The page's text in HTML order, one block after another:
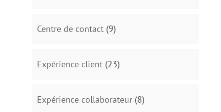
Centre de contact(9)
Expérience client(23)
Expérience collaborateur(8)